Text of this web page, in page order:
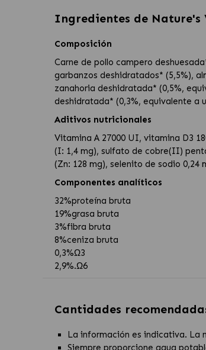
Ingredientes de Nature's
Composición
Carne de pollo campero
garbanzos deshidratados* (5,5%),
zanahoria deshidratada* (0,5%,
deshidratada* (0,3%, equivalente a
Aditivos nutricionales
Vitamina A 27000 UI, vitamina D3
(I: 1,4 mg), sulfato de cobre(II)
(Zn: 128 mg), selenito de sodio 0,24
Componentes analíticos
32%proteína bruta
19%grasa bruta
3%fibra bruta
8%ceniza bruta
0,3%Ω3
2,9%.Ω6
Cantidades
La información es indicativa. La
Siempre proporcione agua